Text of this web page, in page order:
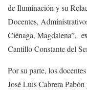
de Iluminación y su
Docentes,
Ciénaga, Magdalena”,
Cantillo Constante del
Por su parte, los
José Luis Cabrera